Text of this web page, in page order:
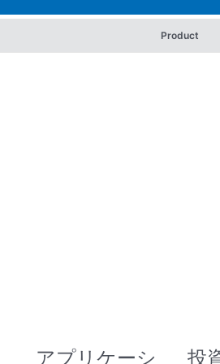
Product
アプリケーシ 投